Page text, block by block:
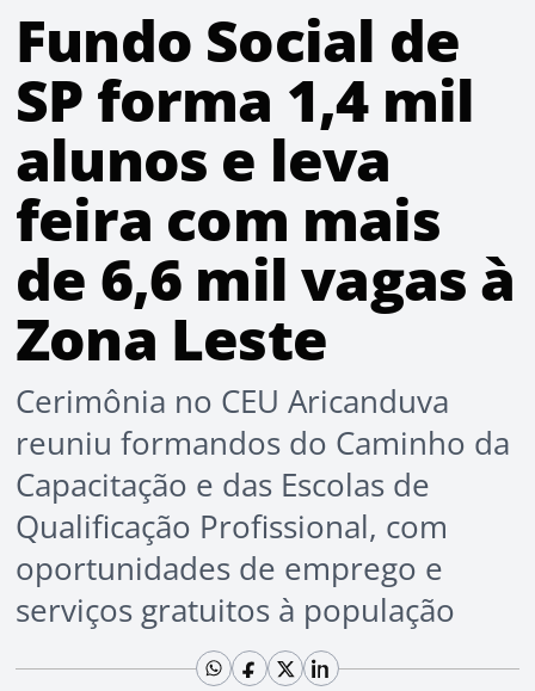
Fundo Social de
SP forma 1,4 mil
alunos e leva
feira com mais
de 6,6 mil vagas à
Zona Leste
Cerimônia no CEU Aricanduva
reuniu formandos do Caminho da
Capacitação e das Escolas de
Qualificação Profissional, com
oportunidades de emprego e
serviços gratuitos à população